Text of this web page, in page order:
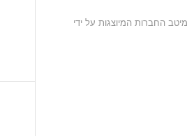
החברות המיוצגות על ידי